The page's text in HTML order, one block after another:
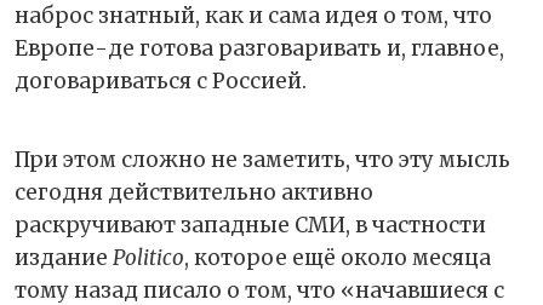
наброс знатный, как и сама идея о том, что
Европе-де готова разговаривать и, главное,
договариваться с Россией.
При этом сложно не заметить, что эту мысль
сегодня действительно активно
раскручивают западные СМИ, в частности
издание Politico, которое ещё около месяца
тому назад писало о том, что «начавшиеся с